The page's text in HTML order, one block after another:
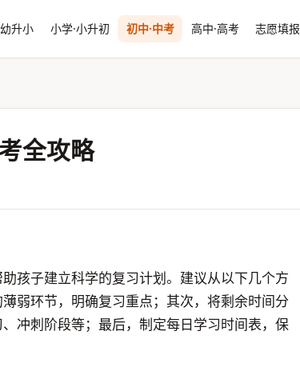
升小 小学·小升初 初中·中考 高中·高考 志愿填报
全攻略
孩子建立科学的复习计划。建议从以下几个方
弱环节，明确复习重点；其次，将剩余时间分
冲刺阶段等；最后，制定每日学习时间表，保